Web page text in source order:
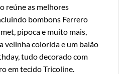
reúne as melhores
bombons Ferrero
pipoca e muito mais,
velinha colorida e um balão
tudo decorado com
em tecido Tricoline.